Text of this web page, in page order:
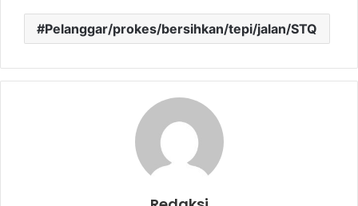
Pelanggar/prokes/bersihkan/tepi/jalan/STQ